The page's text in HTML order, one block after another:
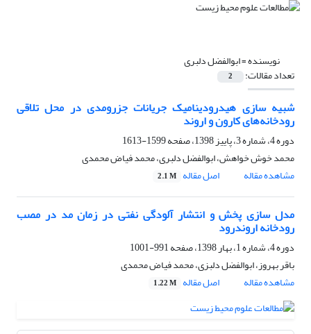
نویسنده =ابوالفضل دلبری
تعداد مقالات: 2
شبیه سازی هیدرودینامیک جریانات جزرومدی در محل تلاقی
رودخانه‌های کارون و اروند
دوره 4، شماره 3، پاییز 1398، صفحه
1599-1613
محمد خوش خواهش، ابوالفضل دلبری، محمد فیاض محمدی
مشاهده مقاله
اصل مقاله 2.1 M
مدل سازی پخش و انتشار آلودگی نفتی در زمان مد در مصب
رودخانه اروندرود
دوره 4، شماره 1، بهار 1398، صفحه
991-1001
باقر بهروز، ابوالفضل دلبزی، محمد فیاض محمدی
مشاهده مقاله
اصل مقاله 1.22 M